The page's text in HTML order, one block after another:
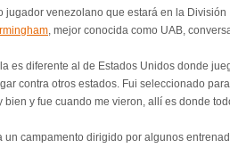
jugador venezolano que estará en la División
, mejor conocida como UAB,
es diferente al de Estados Unidos donde
contra otros estados. Fui seleccionado
bien y fue cuando me vieron, allí es donde
un campamento dirigido por algunos